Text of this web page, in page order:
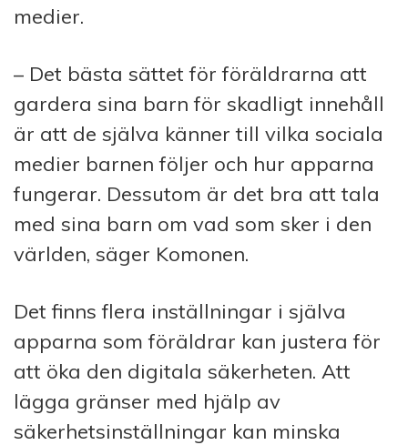
medier.
– Det bästa sättet för föräldrarna att
gardera sina barn för skadligt innehåll
är att de själva känner till vilka sociala
medier barnen följer och hur apparna
fungerar. Dessutom är det bra att tala
med sina barn om vad som sker i den
världen, säger Komonen.
Det finns flera inställningar i själva
apparna som föräldrar kan justera för
att öka den digitala säkerheten. Att
lägga gränser med hjälp av
säkerhetsinställningar kan minska